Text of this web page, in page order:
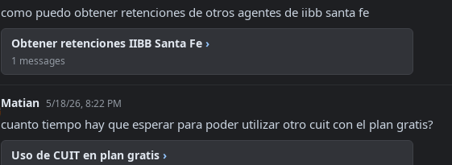
como puedo obtener retenciones de otros agentes de iibb santa fe
Obtener retenciones IIBB Santa Fe ›
1 messages
Matian 5/18/26, 8:22 PM
cuanto tiempo hay que esperar para poder utilizar otro cuit con el plan gratis?
Uso de CUIT en plan gratis ›